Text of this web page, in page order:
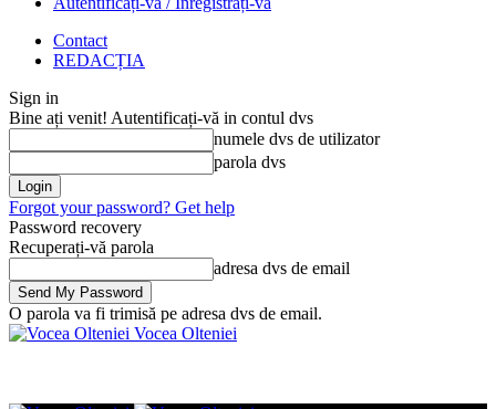
Contact
REDACȚIA
Sign in
Bine ați venit! Autentificați-vă in contul dvs
numele dvs de utilizator
parola dvs
Forgot your password? Get help
Password recovery
Recuperați-vă parola
adresa dvs de email
O parola va fi trimisă pe adresa dvs de email.
Vocea Olteniei